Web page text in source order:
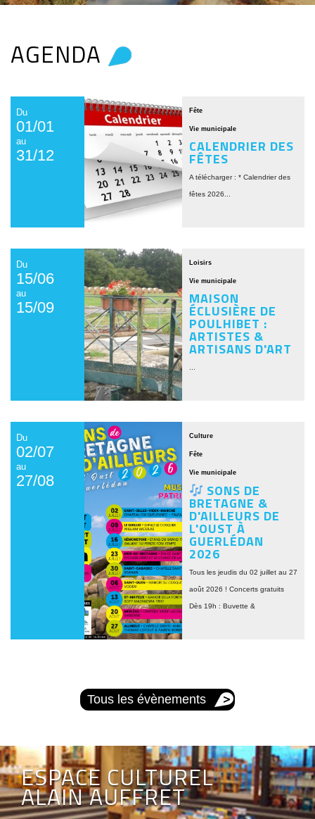
AGENDA
Du
01/01
au
31/12
Fête
Vie municipale
CALENDRIER DES
FÊTES
A télécharger : * Calendrier des
fêtes 2026...
Du
15/06
au
15/09
Loisirs
Vie municipale
MAISON
ÉCLUSIÈRE DE
POULHIBET :
ARTISTES &
ARTISANS D'ART
Du
02/07
au
27/08
Culture
Fête
Vie municipale
SONS DE
BRETAGNE &
D'AILLEURS DE
L'OUST À
GUERLÉDAN
2026
Tous les jeudis du 02 juillet au 27
août 2026 ! Concerts gratuits
Dès 19h : Buvette &
Tous les évènements
ESPACE CULTUREL
ALAIN AUFFRET